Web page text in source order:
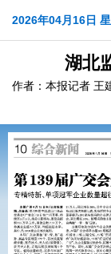
2026年04月16日
湖北
作者：本报记者 王